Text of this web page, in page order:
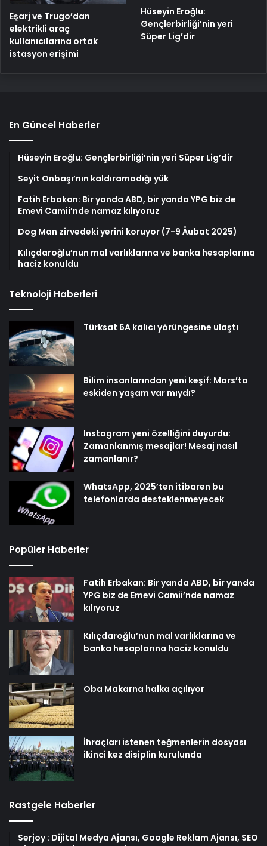
Eşarj ve Trugo’dan
elektrikli araç
kullanıcılarına ortak
istasyon erişimi
Hüseyin Eroğlu:
Gençlerbirliği’nin yeri
Süper Lig’dir
En Güncel Haberler
Hüseyin Eroğlu: Gençlerbirliği’nin yeri Süper Lig’dir
Seyit Onbaşı’nın kaldıramadığı yük
Fatih Erbakan: Bir yanda ABD, bir yanda YPG biz de
Emevi Camii’nde namaz kılıyoruz
Dog Man zirvedeki yerini koruyor (7-9 Åubat 2025)
Kılıçdaroğlu’nun mal varlıklarına ve banka hesaplarına
haciz konuldu
Teknoloji Haberleri
Türksat 6A kalıcı yörüngesine ulaştı
Bilim insanlarından yeni keşif: Mars’ta
eskiden yaşam var mıydı?
Instagram yeni özelliğini duyurdu:
Zamanlanmış mesajlar! Mesaj nasıl
zamanlanır?
WhatsApp, 2025’ten itibaren bu
telefonlarda desteklenmeyecek
Popüler Haberler
Fatih Erbakan: Bir yanda ABD, bir yanda
YPG biz de Emevi Camii’nde namaz
kılıyoruz
Kılıçdaroğlu’nun mal varlıklarına ve
banka hesaplarına haciz konuldu
Oba Makarna halka açılıyor
İhraçları istenen teğmenlerin dosyası
ikinci kez disiplin kurulunda
Rastgele Haberler
Serjoy : Dijital Medya Ajansı, Google Reklam Ajansı, SEO